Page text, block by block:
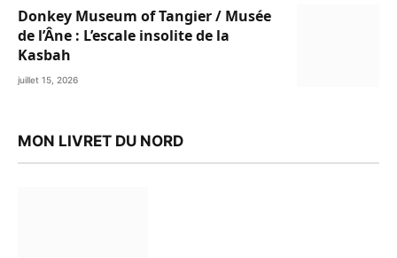
Donkey Museum of Tangier / Musée
de l’Âne : L’escale insolite de la
Kasbah
juillet 15, 2026
MON LIVRET DU NORD